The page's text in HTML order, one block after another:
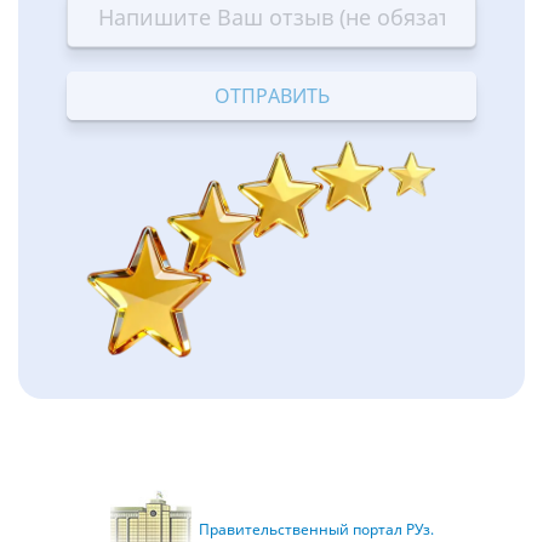
Terrible
—
Bad
—
OK
—
Good
—
Excellent
Правительственный портал РУз.